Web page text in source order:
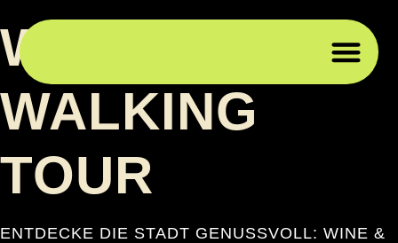
WINE & FOOD
WALKING
TOUR
ENTDECKE DIE STADT GENUSSVOLL: WINE &